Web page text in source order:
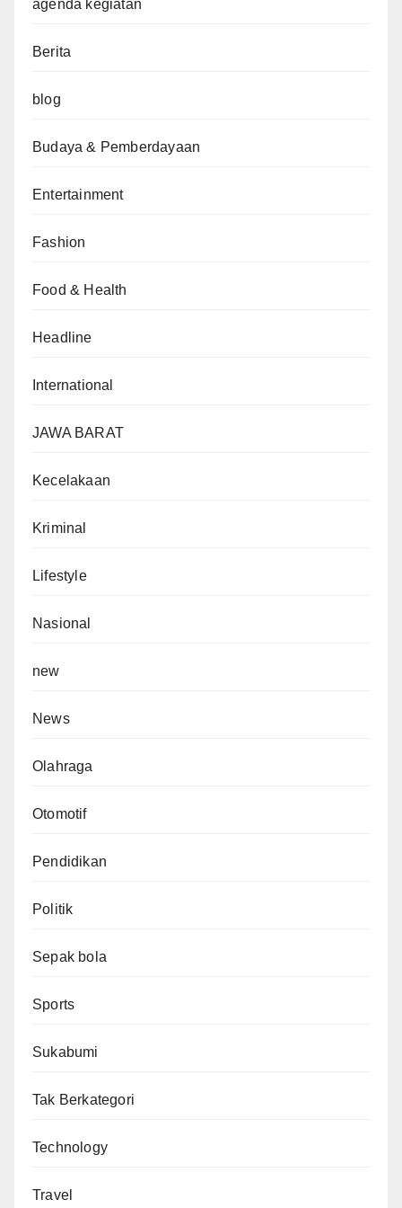
agenda kegiatan
Berita
blog
Budaya & Pemberdayaan
Entertainment
Fashion
Food & Health
Headline
International
JAWA BARAT
Kecelakaan
Kriminal
Lifestyle
Nasional
new
News
Olahraga
Otomotif
Pendidikan
Politik
Sepak bola
Sports
Sukabumi
Tak Berkategori
Technology
Travel